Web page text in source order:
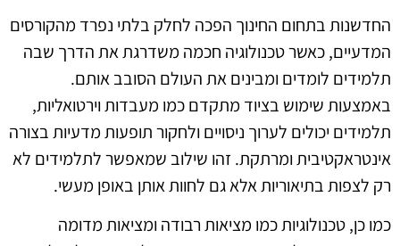
החדשנות בתחום החינוך הפכה לחלק בלתי נפרד מהקורסים
המדעיים, כאשר טכנולוגיה חכמה משדרגת את הדרך שבה
תלמידים לומדים ומבינים את העולם הסובב אותם.
באמצעות שימוש בציוד מתקדם כמו מעבדות וירטואליות,
תלמידים יכולים לערוך ניסויים ולחקור תופעות מדעיות בצורה
אינטראקטיבית ומרתקת. זהו שילוב שמאפשר לתלמידים לא
רק לצפות בתיאוריות אלא גם לחוות אותן באופן מעשי.
כמו כן, טכנולוגיות כמו מציאות רבודה ומציאות מדומה